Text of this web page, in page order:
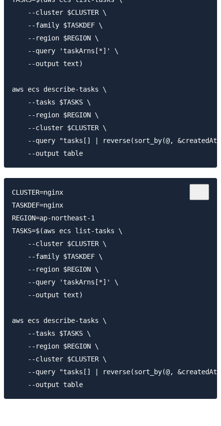
    --cluster $CLUSTER \
    --family $TASKDEF \
    --region $REGION \
    --query 'taskArns[*]' \
    --output text)
aws ecs describe-tasks \
    --tasks $TASKS \
    --region $REGION \
    --cluster $CLUSTER \
--query "tasks[] | reverse(sort_by(@,
CLUSTER=nginx
TASKDEF=nginx
REGION=ap-northeast-1
TASKS=$(aws ecs list-tasks \
    --cluster $CLUSTER \
    --family $TASKDEF \
    --region $REGION \
    --query 'taskArns[*]' \
    --output text)
aws ecs describe-tasks \
    --tasks $TASKS \
    --region $REGION \
    --cluster $CLUSTER \
--query "tasks[] | reverse(sort_by(@,